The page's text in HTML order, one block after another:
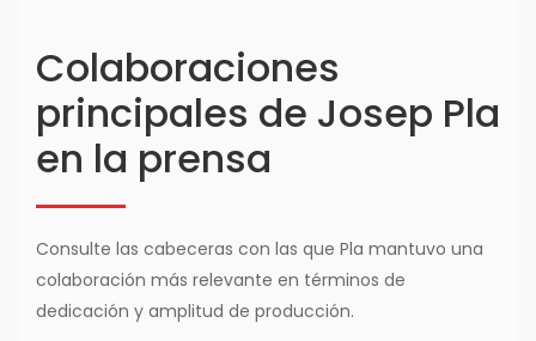
Colaboraciones
principales de Josep Pla
en la prensa
Consulte las cabeceras con las que Pla mantuvo una
colaboración más relevante en términos de
dedicación y amplitud de producción.